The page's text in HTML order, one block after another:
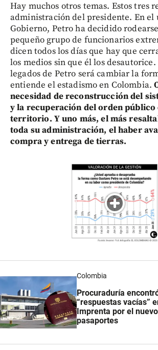
Hay muchos otros temas. Estos tres
administración del presidente. En el
Gobierno, Petro ha decidido
pequeño grupo de funcionarios
dicen todos los días que hay que
los medios sin que él los desautorice.
legados de Petro será cambiar la
entiende el estadismo en Colombia.
necesidad de reconstrucción del
y la recuperación del orden público
territorio. Y uno más, el más
toda su administración, el haber
compra y entrega de tierras.
Colombia
Procuraduría
“respuestas vacías”
Imprenta por el
pasaportes